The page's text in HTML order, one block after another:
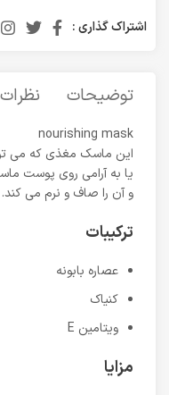
اشتراک گذاری :
توضیحات نظرات
nourishing mask
این ماسک مغذی که می
یا به آرامی روی پوست
و آن را صاف و نرم می کند.
ترکیبات
عصاره بابونه
کنیاک
ویتامین E
مزایا